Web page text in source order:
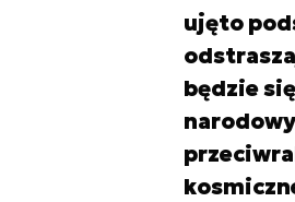
ujęto
będzie